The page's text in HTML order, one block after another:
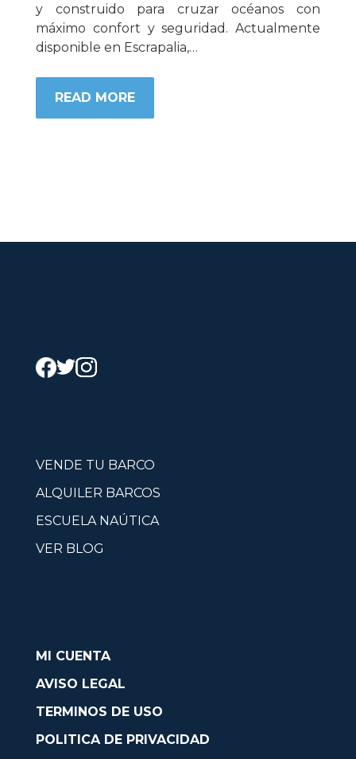
y construido para cruzar océanos con
máximo confort y seguridad. Actualmente
disponible en Escrapalia,…
READ MORE
VENDE TU BARCO
ALQUILER BARCOS
ESCUELA NAÚTICA
VER BLOG
MI CUENTA
AVISO LEGAL
TERMINOS DE USO
POLITICA DE PRIVACIDAD